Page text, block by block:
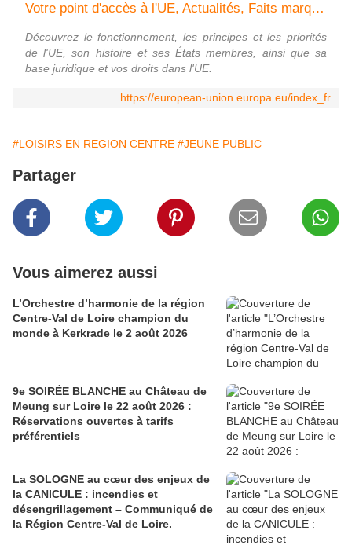
Votre point d'accès à l'UE, Actualités, Faits marquants | Union européenne
Découvrez le fonctionnement, les principes et les priorités
de l'UE, son histoire et ses États membres, ainsi que sa
base juridique et vos droits dans l'UE.
https://european-union.europa.eu/index_fr
#LOISIRS EN REGION CENTRE #JEUNE PUBLIC
Partager
Vous aimerez aussi
L’Orchestre d’harmonie de la région
Centre-Val de Loire champion du
monde à Kerkrade le 2 août 2026
9e SOIRÉE BLANCHE au Château de
Meung sur Loire le 22 août 2026 :
Réservations ouvertes à tarifs
préférentiels
La SOLOGNE au cœur des enjeux de
la CANICULE : incendies et
désengrillagement – Communiqué de
la Région Centre-Val de Loire.